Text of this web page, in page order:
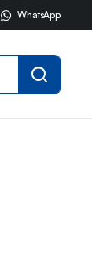
WhatsApp